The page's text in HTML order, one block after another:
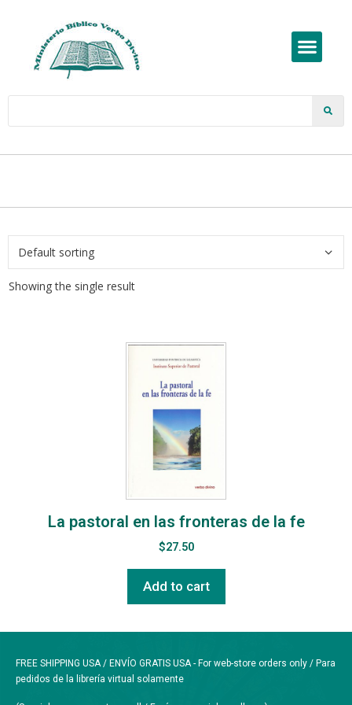
Showing the single result
La pastoral en las fronteras de la fe
$27.50
Add to cart
FREE SHIPPING USA / ENVÍO GRATIS USA - For web-store orders only / Para
pedidos de la librería virtual solamente